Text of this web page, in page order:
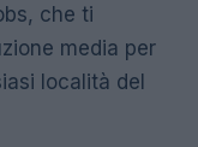
che ti
media per
località del